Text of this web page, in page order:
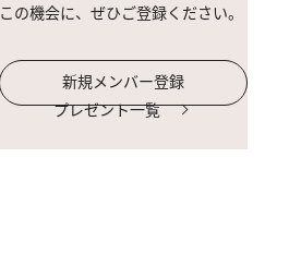
この機会に、ぜひご登録ください。
新規メンバー登録
プレゼント一覧